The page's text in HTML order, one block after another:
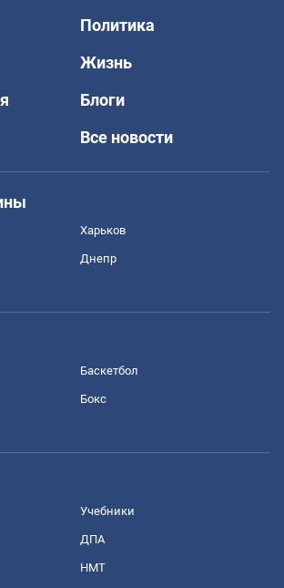
Политика
Жизнь
Блоги
Все новости
Харьков
Днепр
Баскетбол
Бокс
Учебники
ДПА
НМТ